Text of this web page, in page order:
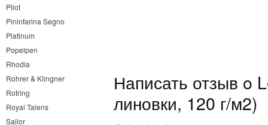
Pilot
Pininfarina Segno
Platinum
Popelpen
Rhodia
Rohrer & Klingner
Rotring
Royal Talens
Sailor
Написать отзыв o
линовки, 120 г/м2)